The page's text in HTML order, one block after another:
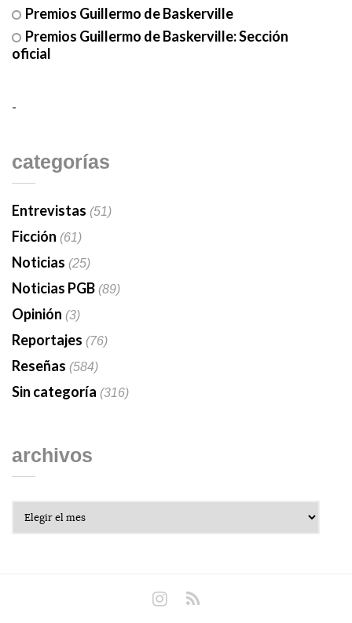
Premios Guillermo de Baskerville
Premios Guillermo de Baskerville: Sección
oficial
-
categorías
Entrevistas (51)
Ficción (61)
Noticias (25)
Noticias PGB(89)
Opinión (3)
Reportajes (76)
Reseñas (584)
Sin categoría (316)
archivos